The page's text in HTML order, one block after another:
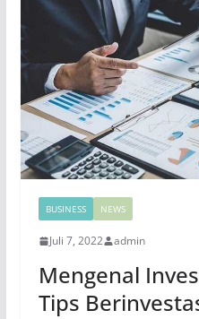
BUSINESS NEWS
Juli 7, 2022 admin
Mengenal
Tips